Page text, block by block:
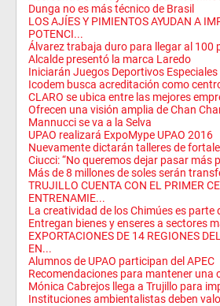
Dunga no es más técnico de Brasil
LOS AJÍES Y PIMIENTOS AYUDAN A
POTENCI...
Álvarez trabaja duro para llegar al 100
Alcalde presentó la marca Laredo
Iniciarán Juegos Deportivos Especiales
Icodem busca acreditación como
CLARO se ubica entre las mejores
Ofrecen una visión amplia de Chan
Mannucci se va a la Selva
UPAO realizará ExpoMype UPAO 2016
Nuevamente dictarán talleres de
Ciucci: “No queremos dejar pasar más
Más de 8 millones de soles serán
TRUJILLO CUENTA CON EL PRIMER
ENTRENAMIE...
La creatividad de los Chimúes es parte
Entregan bienes y enseres a sectores
EXPORTACIONES DE 14 REGIONES
EN...
Alumnos de UPAO participan del APEC
Recomendaciones para mantener una
Mónica Cabrejos llega a Trujillo para
Instituciones ambientalistas deben